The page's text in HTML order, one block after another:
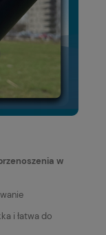
w
i łatwa do